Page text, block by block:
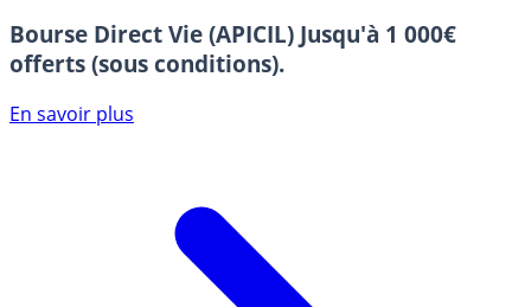
Bourse Direct Vie (APICIL) Jusqu'à 1 000€
offerts (sous conditions).
En savoir plus